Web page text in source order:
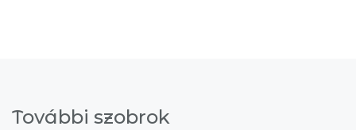
További szobrok